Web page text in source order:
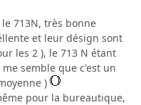
713N, très bonne
et leur désign sont
les 2 ), le 713 N étant
semble que c'est un
)
pour la bureautique,